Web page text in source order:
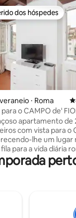
de 5, 143
melhores preferidos
dos hóspedes
⋅ Roma
o CAMPO de'
apartamento de
com vista para o
lhe um lugar
para a vida diária
vidro duplo
dois mundos, as
após um